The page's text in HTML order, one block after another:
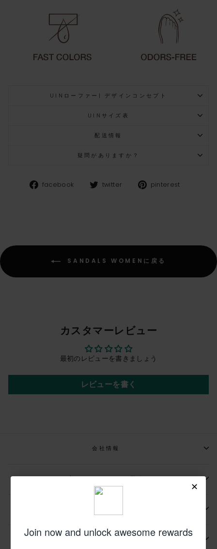
UINローファー| デザインコンセプト
UINサイズ表
配送情報
疑問がありますか？
facebook Facebook
twitter Twitterpinterest
SANDALS WOMENに戻る
カスタマーレビュー
最初のレビューを書きましょう
レビューを書く
会社情報
📩メールマガジンの登録
その他